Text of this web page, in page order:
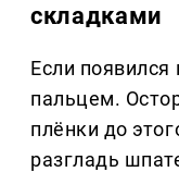
складками
Если
пальцем.
плёнки до
разгладь